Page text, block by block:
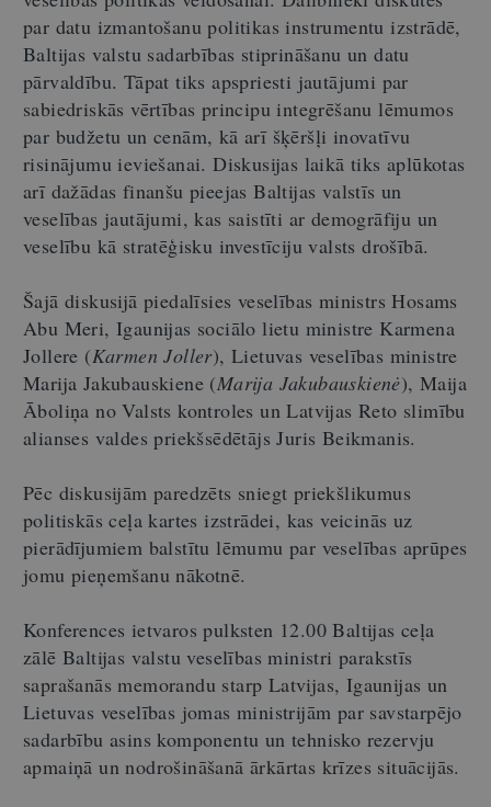
par datu izmantošanu politikas instrumentu izstrādē,
Baltijas valstu sadarbības stiprināšanu un datu
pārvaldību. Tāpat tiks apspriesti jautājumi par
sabiedriskās vērtības principu integrēšanu lēmumos
par budžetu un cenām, kā arī šķēršļi inovatīvu
risinājumu ieviešanai. Diskusijas laikā tiks aplūkotas
arī dažādas finanšu pieejas Baltijas valstīs un
veselības jautājumi, kas saistīti ar demogrāfiju un
veselību kā stratēģisku investīciju valsts drošībā.
Šajā diskusijā piedalīsies veselības ministrs Hosams
Abu Meri, Igaunijas sociālo lietu ministre Karmena
Jollere (Karmen Joller), Lietuvas veselības ministre
Marija Jakubauskiene (Marija Jakubauskienė), Maija
Āboliņa no Valsts kontroles un Latvijas Reto slimību
alianses valdes priekšsēdētājs Juris Beikmanis.
Pēc diskusijām paredzēts sniegt priekšlikumus
politiskās ceļa kartes izstrādei, kas veicinās uz
pierādījumiem balstītu lēmumu par veselības aprūpes
jomu pieņemšanu nākotnē.
Konferences ietvaros pulksten 12.00 Baltijas ceļa
zālē Baltijas valstu veselības ministri parakstīs
saprašanās memorandu starp Latvijas, Igaunijas un
Lietuvas veselības jomas ministrijām par savstarpējo
sadarbību asins komponentu un tehnisko rezervju
apmaiņā un nodrošināšanā ārkārtas krīzes situācijās.